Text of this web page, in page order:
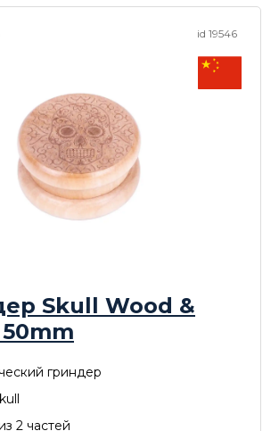
id 19546
Skull Wood &
гриндер
2 частей